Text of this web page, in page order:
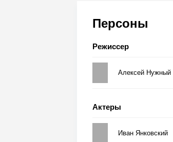
Персоны
Режиссер
Алексей Нужный
Актеры
Иван Янковский